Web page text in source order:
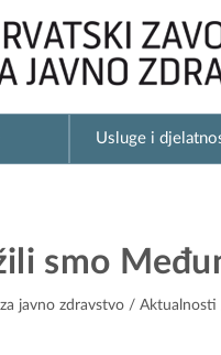
Usluge i
smo
javno zdravstvo / Aktualnosti